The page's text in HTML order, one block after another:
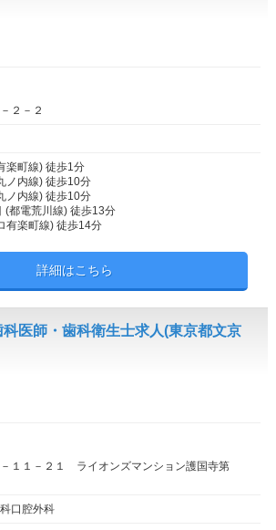
２－２
楽町線) 徒歩1分
ノ内線) 徒歩10分
ノ内線) 徒歩10分
(都電荒川線) 徒歩13分
有楽町線) 徒歩14分
詳細はこちら
医師・歯科衛生士求人(東京都文京
１１－２１ ライオンズマンション護国寺第
口腔外科